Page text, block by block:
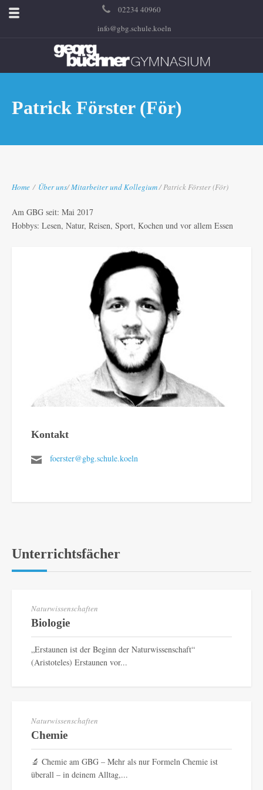
02234 40960
info@gbg.schule.koeln
Patrick Förster (För)
Home / Über uns/Mitarbeiter und Kollegium/ Patrick Förster (För)
Am GBG seit: Mai 2017
Hobbys: Lesen, Natur, Reisen, Sport, Kochen und vor allem Essen
Kontakt
foerster@gbg.schule.koeln
Unterrichtsfächer
Naturwissenschaften
Biologie
„Erstaunen ist der Beginn der Naturwissenschaft“
(Aristoteles) Erstaunen vor...
Naturwissenschaften
Chemie
🔬 Chemie am GBG – Mehr als nur Formeln Chemie ist
überall – in deinem Alltag,...